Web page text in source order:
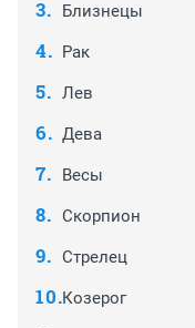
Близнецы
Рак
Лев
Дева
Весы
Скорпион
Стрелец
Козерог